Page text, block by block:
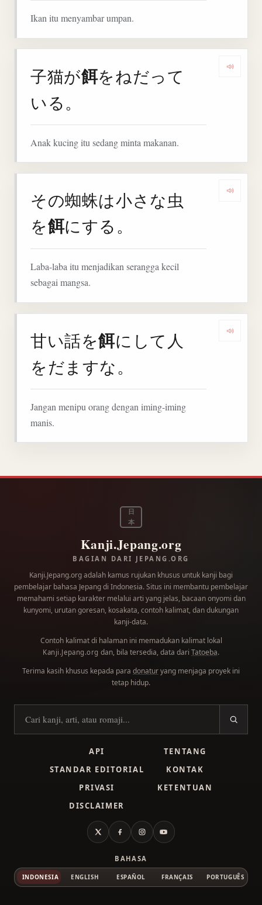
Ikan itu menyambar umpan.
子猫が餌をねだって
いる。
Anak kucing itu sedang minta makanan.
その蜘蛛は小さな虫
を餌にする。
Laba-laba itu menjadikan serangga kecil
sebagai mangsa.
甘い話を餌にして人
をだますな。
Jangan menipu orang dengan iming-iming
manis.
日
本
Kanji.Jepang.org
BAGIAN DARI JEPANG.ORG
Kanji.Jepang.org adalah kamus rujukan khusus untuk kanji bagi
pembelajar bahasa Jepang di Indonesia. Situs ini membantu pembelajar
memahami setiap karakter melalui arti yang jelas, bacaan onyomi dan
kunyomi, urutan goresan, kosakata, contoh kalimat, dan dukungan
kanji-data.
Contoh kalimat di halaman ini memadukan kalimat lokal
Kanji.Jepang.org dan, bila tersedia, data dari Tatoeba.
Terima kasih khusus kepada para donaturyang menjaga proyek ini
tetap hidup.
Cari kanji
API
TENTANG
STANDAR EDITORIAL
KONTAK
PRIVASI
KETENTUAN
DISCLAIMER
X FacebookInstagramYouTube
BAHASA
INDONESIA ENGLISH ESPAÑOL FRANÇAIS PORTUGUÊS